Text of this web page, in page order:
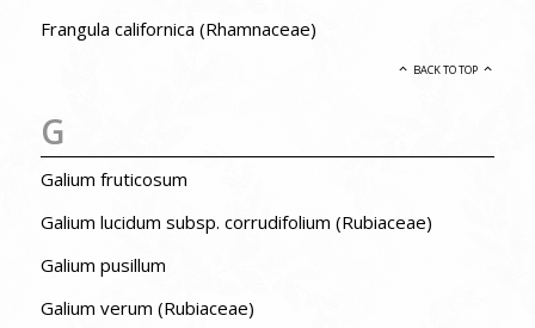
Frangula californica (Rhamnaceae)
BACK TO TOP
G
Galium fruticosum
Galium lucidum subsp. corrudifolium (Rubiaceae)
Galium pusillum
Galium verum (Rubiaceae)